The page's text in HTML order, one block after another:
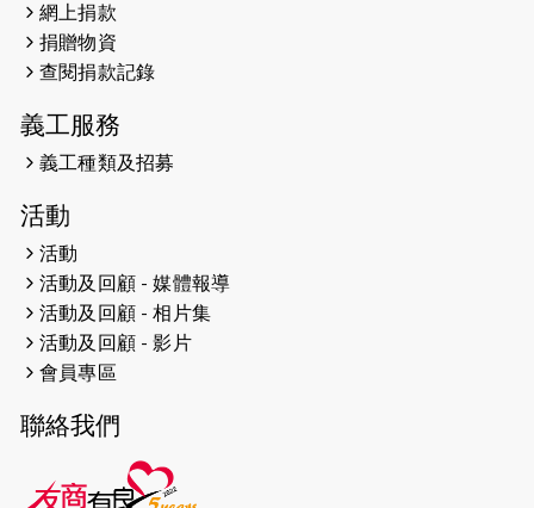
網上捐款
捐贈物資
查閱捐款記錄
義工服務
義工種類及招募
活動
活動
活動及回顧 - 媒體報導
活動及回顧 - 相片集
活動及回顧 - 影片
會員專區
聯絡我們